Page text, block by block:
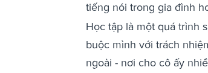
tiếng nói trong gia đình
Học tập là một quá trình
buộc mình với trách
ngoài - nơi cho cô ấy